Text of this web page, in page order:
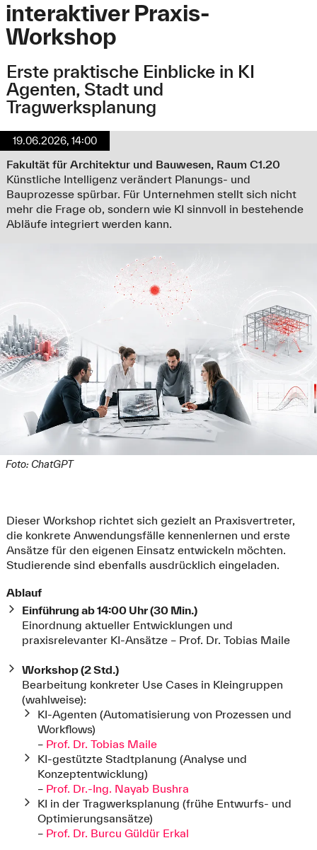
interaktiver Praxis-
Workshop
Erste praktische Einblicke in KI
Agenten, Stadt und
Tragwerksplanung
19.06.2026, 14:00
Fakultät für Architektur und Bauwesen, Raum C1.20
Künstliche Intelligenz verändert Planungs- und
Bauprozesse spürbar. Für Unternehmen stellt sich nicht
mehr die Frage ob, sondern wie KI sinnvoll in bestehende
Abläufe integriert werden kann.
Foto: ChatGPT
Dieser Workshop richtet sich gezielt an Praxisvertreter,
die konkrete Anwendungsfälle kennenlernen und erste
Ansätze für den eigenen Einsatz entwickeln möchten.
Studierende sind ebenfalls ausdrücklich eingeladen.
Ablauf
Einführung ab 14:00 Uhr (30 Min.)
Einordnung aktueller Entwicklungen und
praxisrelevanter KI-Ansätze – Prof. Dr. Tobias Maile
Workshop (2 Std.)
Bearbeitung konkreter Use Cases in Kleingruppen
(wahlweise):
KI-Agenten (Automatisierung von Prozessen und
Workflows)
– Prof. Dr. Tobias Maile
KI-gestützte Stadtplanung (Analyse und
Konzeptentwicklung)
– Prof. Dr.-Ing. Nayab Bushra
KI in der Tragwerksplanung (frühe Entwurfs- und
Optimierungsansätze)
– Prof. Dr. Burcu Güldür Erkal